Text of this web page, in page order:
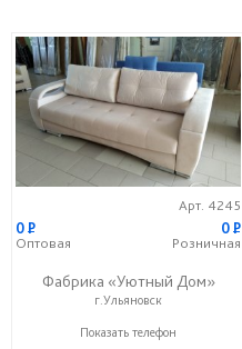
Арт. 4245
0P
Оптовая
0P
Розничная
Фабрика «Уютный Дом»
г.Ульяновск
+7 (927) 815-33-33
Показать телефон